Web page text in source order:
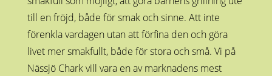
till en fröjd, både för smak och sinne. Att inte
förenkla vardagen utan att förfina den och göra
livet mer smakfullt, både för stora och små. Vi på
Nässjö Chark vill vara en av marknadens mest